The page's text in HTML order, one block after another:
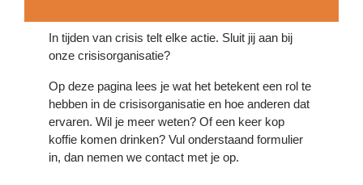
In tijden van crisis telt elke actie. Sluit jij aan bij
onze crisisorganisatie?
Op deze pagina lees je wat het betekent een rol te
hebben in de crisisorganisatie en hoe anderen dat
ervaren. Wil je meer weten? Of een keer kop
koffie komen drinken? Vul onderstaand formulier
in, dan nemen we contact met je op.